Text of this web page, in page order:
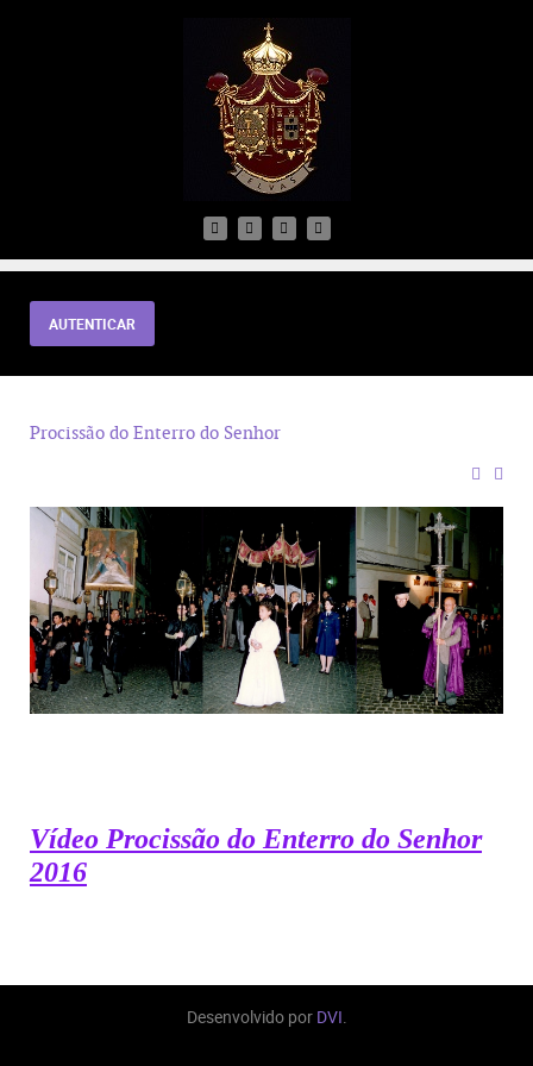
AUTENTICAR
Procissão do Enterro do Senhor
Vídeo Procissão do Enterro do Senhor
2016
Desenvolvido por DVI